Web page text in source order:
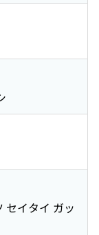
セイタイ ガッ